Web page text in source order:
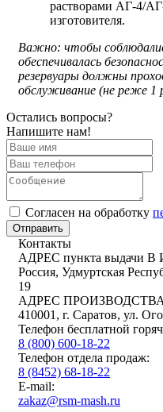
растворами АГ-4/
изготовителя.
Важно: чтобы
обеспечивалась
резервуары должны
обслуживание (не реже 1
Остались вопросы?
Напишите нам!
Cогласен на обработку
Отправить
Контакты
АДРЕС пункта выдачи В
Россия, Удмуртская
19
АДРЕС
410001, г. Саратов, ул.
Телефон бесплатной
8 (800) 600-18-22
Телефон отдела продаж:
8 (8452) 68-18-22
E-mail:
zakaz@rsm-mash.ru